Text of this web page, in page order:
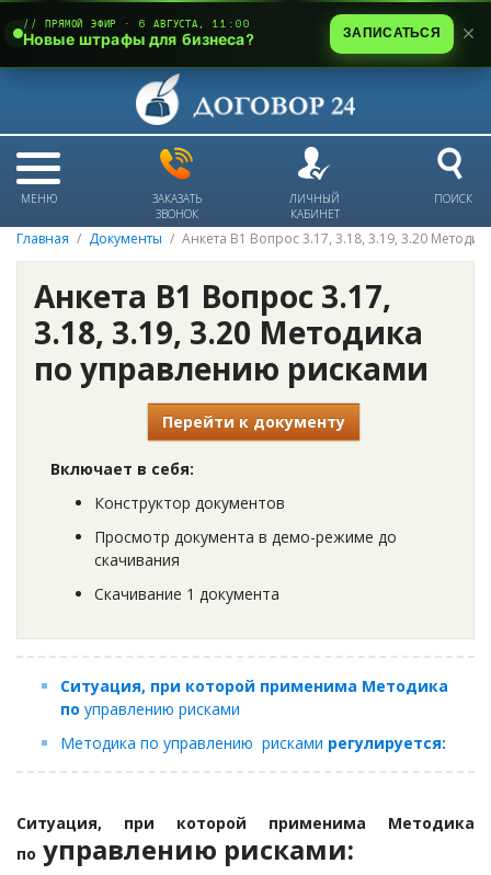
МЕНЮ
ЗАКАЗАТЬ
ЗВОНОК
ЛИЧНЫЙ
КАБИНЕТ
ПОИСК
Главная Документы Анкета В1 Вопрос 3.17, 3.18, 3.19, 3.20
Анкета В1 Вопрос 3.17,
3.18, 3.19, 3.20 Методика
по управлению рисками
Перейти к документу
Включает в себя:
Конструктор документов
Просмотр документа в демо-режиме до
скачивания
Скачивание 1 документа
Ситуация, при которой применима Методика
по управлению рисками
Методика по управлению рисками​​​​​​​ регулируется:
Ситуация, при которой применима Методика
по управлению рисками:
// ПРЯМОЙ ЭФИР · 6 АВГУСТА, 11:00
Новые штрафы для бизнеса? ЗАПИСАТЬСЯ